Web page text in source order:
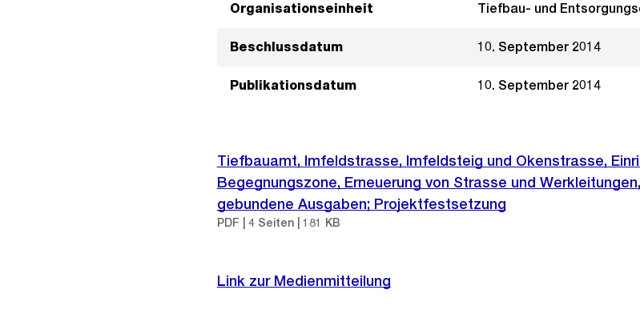
Organisationseinheit Tiefbau- und
Beschlussdatum 10. September 2014
Publikationsdatum 10. September 2014
Tiefbauamt, Imfeldstrasse, Imfeldsteig und Okenstrasse,
Begegnungszone, Erneuerung von Strasse und
gebundene Ausgaben; Projektfestsetzung
PDF | 4 Seiten | 181 KB
Link zur Medienmitteilung